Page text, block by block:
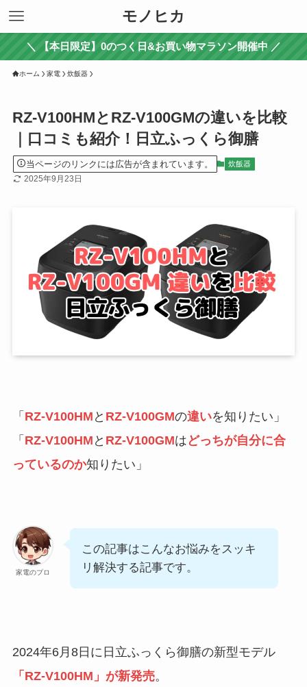
モノヒカ
＼ 【本日限定】0のつく日&お買い物マラソン開催中 ／
ホーム 家電 炊飯器
RZ-V100HMとRZ-V100GMの違いを比較
｜口コミも紹介！日立ふっくら御膳
当ページのリンクには広告が含まれています。 炊飯器
2025年9月23日
「 RZ-V100HM と RZ-V100GMの違いを知りたい」
「 RZ-V100HM と RZ-V100GMは どっちが自分に合
っているのか知りたい」
家電のプロ
この記事はこんなお悩みをスッキ
リ解決する記事です。
2024年6月8日に日立ふっくら御膳の新型モデル
「RZ-V100HM」が新発売。